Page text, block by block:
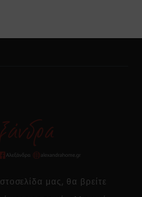
μας, θα βρείτε